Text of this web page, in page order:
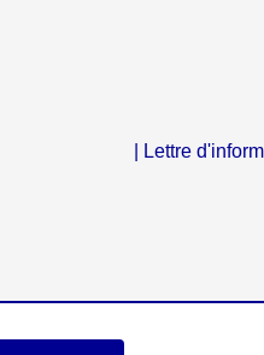
| Lettre